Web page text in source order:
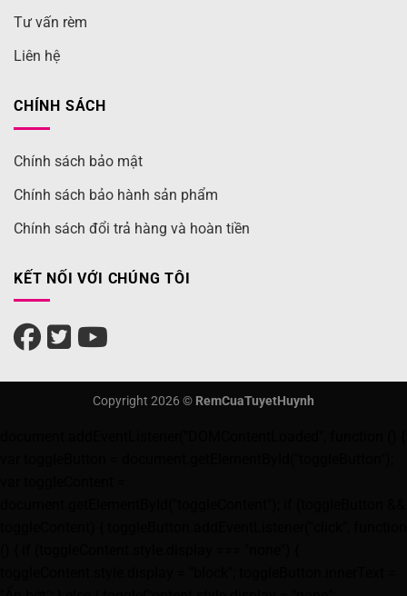
Tư vấn rèm
Liên hệ
CHÍNH SÁCH
Chính sách bảo mật
Chính sách bảo hành sản phẩm
Chính sách đổi trả hàng và hoàn tiền
KẾT NỐI VỚI CHÚNG TÔI
Copyright 2026 © RemCuaTuyetHuynh